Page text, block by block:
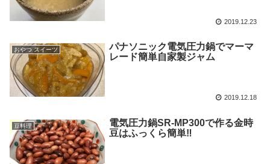
2019.12.23
おやつ スイーツ
パナソニック電気圧力鍋でマーマ
レード簡単自家製ジャム
2019.12.18
豆料理
電気圧力鍋SR-MP300で作る金時
豆はふっくら簡単‼